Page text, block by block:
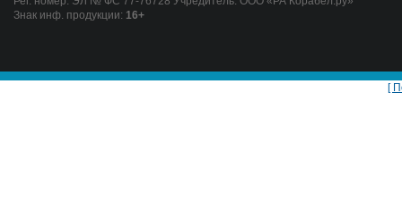
Знак инф. продукции: 16+
[